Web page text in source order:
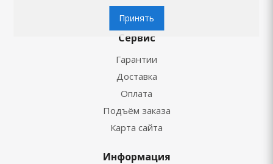
Сервис
Гарантии
Доставка
Оплата
Подъём заказа
Карта сайта
Информация
Принять